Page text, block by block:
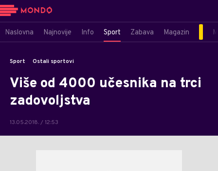
Naslovna Najnovije Info Sport Zabava Magazin
Sport Ostali sportovi
Više od 4000 učesnika na trci
zadovoljstva
13.05.2018. / 12:53